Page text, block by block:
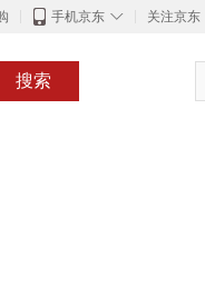
◇
手机京东 关注京东
搜索